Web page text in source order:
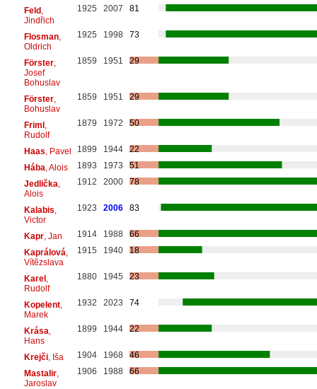
Feld,
Jindřich
1925 2007 81
Flosman,
Oldrich
1925 1998 73
Förster,
Josef
Bohuslav
1859 1951 29
Förster,
Bohuslav
1859 1951 29
Friml,
Rudolf
1879 1972 50
Haas , Pavel 1899 1944
22
Hába , Alois 1893 1973
51
Jedlička
Alois
1912 2000 78
Kalabis
Victor
1923 2006 83
Kapr, Jan 1914 1988
66
Kaprálová
Vítězslava
1915 1940 18
Karel,
Rudolf
1880 1945 23
Kopelent,
Marek
1932 2023 74
Krása
Hans
1899 1944 22
Krejči, Iša 1904 1968
46
Mastalir,
Jaroslav
1906 1988 66